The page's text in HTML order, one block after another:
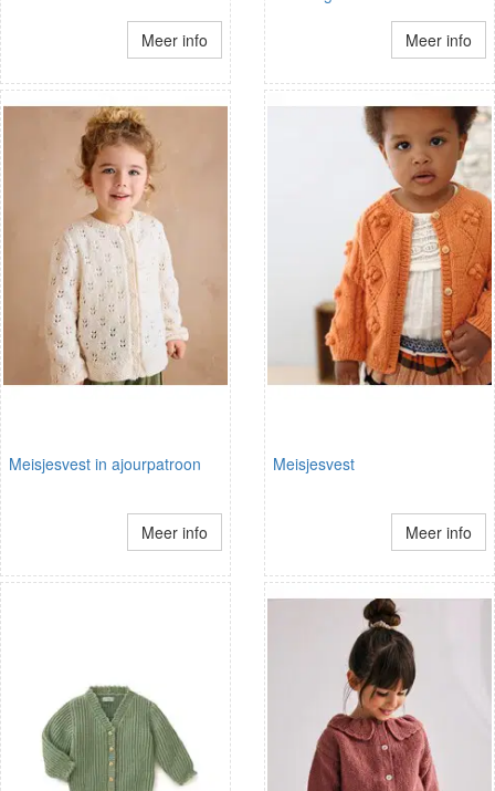
Meer info Meer info
Meisjesvest in ajourpatroon
Meer info
Meisjesvest
Meer info